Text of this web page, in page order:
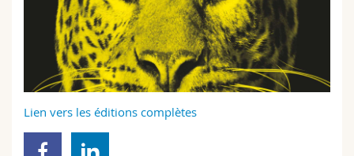
Fak. für Erziehungs- und Bildungswissenschaften
Math.-Nat. und Med. Fak.
Forschende
Mitarbeitende
Bibliotheken
Webmail
Vorlesungsverzeichnis
MyUnifr
Lien vers les éditions complètes